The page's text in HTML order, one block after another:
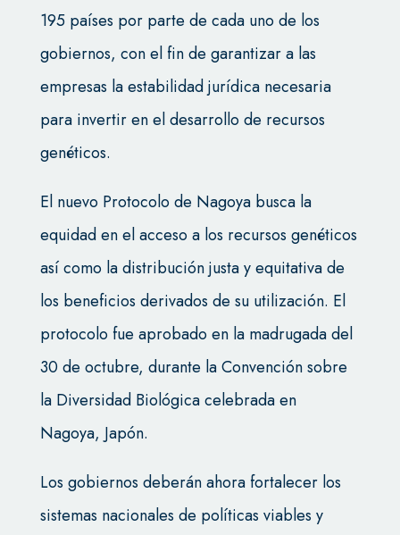
195 países por parte de cada uno de los
gobiernos, con el fin de garantizar a las
empresas la estabilidad jurídica necesaria
para invertir en el desarrollo de recursos
genéticos.
El nuevo Protocolo de Nagoya busca la
equidad en el acceso a los recursos genéticos
así como la distribución justa y equitativa de
los beneficios derivados de su utilización. El
protocolo fue aprobado en la madrugada del
30 de octubre, durante la Convención sobre
la Diversidad Biológica celebrada en
Nagoya, Japón.
Los gobiernos deberán ahora fortalecer los
sistemas nacionales de políticas viables y